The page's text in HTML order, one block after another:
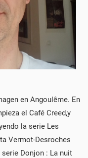
en Angoulême. En
el Café Creed,y
la serie Les
Vermot-Desroches
Donjon : La nuit